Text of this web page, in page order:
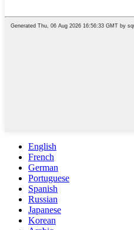
English
French
German
Portuguese
Spanish
Russian
Japanese
Korean